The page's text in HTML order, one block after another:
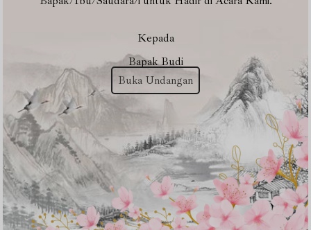
Kepada
Bapak Budi
Buka Undangan